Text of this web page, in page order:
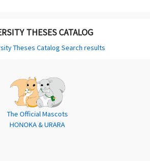
THESES CATALOG
Theses Catalog Search results
The Official Mascots
HONOKA & URARA